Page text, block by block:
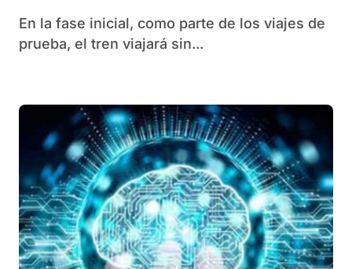
En la fase inicial, como parte de los viajes de
prueba, el tren viajará sin...